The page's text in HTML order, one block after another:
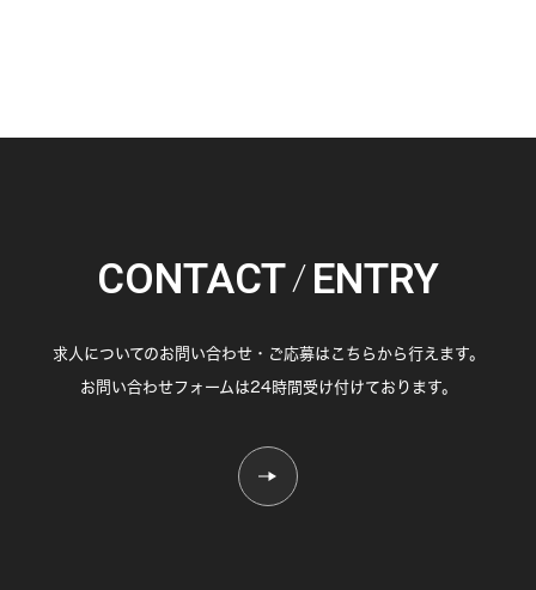
CONTACT/ENTRY
求人についてのお問い合わせ・ご応募はこちらから行えます。
お問い合わせフォームは24時間受け付けております。